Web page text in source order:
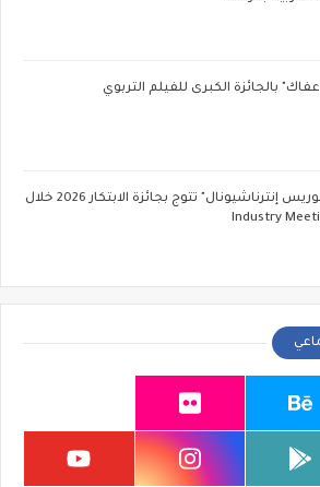
عفاك" بالجائزة الكبرى للفيلم التربوي
فيليب موريس إنترناشيونال" تتوج بجائزة الابتكار 2026 خلال
Industry